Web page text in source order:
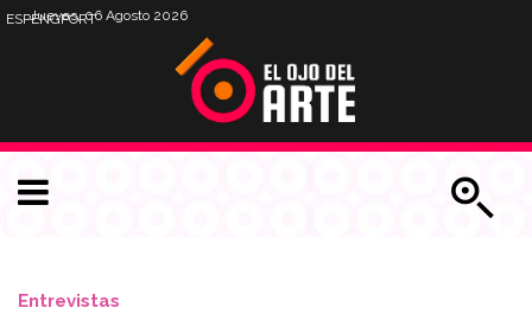
Jueves, 06 Agosto 2026
ESPENGPORT
Entrevistas